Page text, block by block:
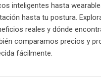
inteligentes hasta
hasta tu postura.
reales y dónde
comparamos precios y
fácilmente.